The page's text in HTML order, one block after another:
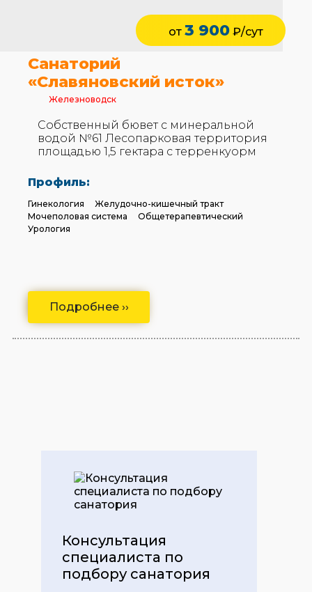
Подробнее ››
Санаторий
«Славяновский исток»
Железноводск
Собственный бювет с минеральной
водой №61 Лесопарковая территория
площадью 1,5 гектара с терренкуорм
Профиль:
Гинекология
Желудочно-кишечный тракт
Мочеполовая система
Общетерапевтический
Урология
от3 900 ₽/сут
Консультация
специалиста по
подбору санатория